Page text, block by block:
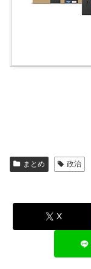
まとめ 政治
X